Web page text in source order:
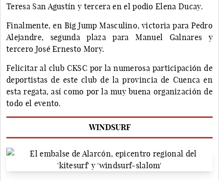
Teresa San Agustín y tercera en el podio Elena Ducay.
Finalmente, en Big Jump Masculino, victoria para Pedro
Alejandre, segunda plaza para Manuel Galnares y
tercero José Ernesto Mory.
Felicitar al club CKSC por la numerosa participación de
deportistas de este club de la provincia de Cuenca en
esta regata, así como por la muy buena organización de
todo el evento.
WINDSURF